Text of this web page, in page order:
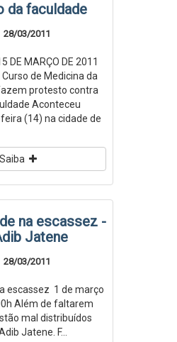
da faculdade
28/03/2011
DE MARÇO DE 2011
de Medicina da
protesto contra
Aconteceu
(14) na cidade de
Saiba
na escassez -
Jatene
28/03/2011
escassez 1 de março
Além de faltarem
mal distribuídos
Jatene. F...